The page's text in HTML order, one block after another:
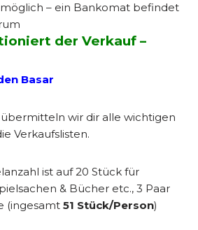
– ein Bankomat befindet
der Verkauf –
Basar
übermitteln wir dir alle wichtigen
Verkaufslisten.
ist auf 20 Stück für
& Bücher etc., 3 Paar
(ingesamt 51 Stück/Person)